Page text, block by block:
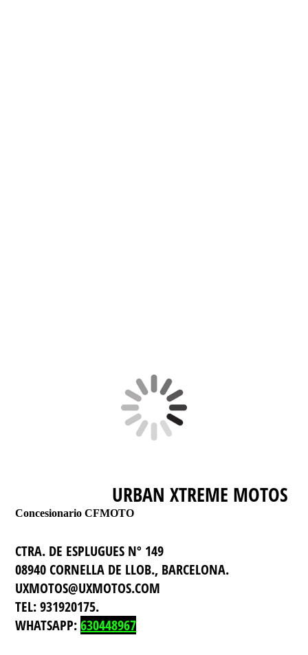
URBAN XTREME MOTOS
Concesionario CFMOTO
CTRA. DE ESPLUGUES Nº 149
08940 CORNELLA DE LLOB., BARCELONA.
UXMOTOS@UXMOTOS.COM
TEL: 931920175.
WHATSAPP:630448967